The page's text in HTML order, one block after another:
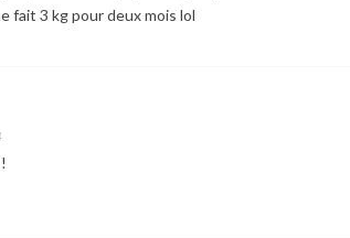
fait 3 kg pour deux mois lol